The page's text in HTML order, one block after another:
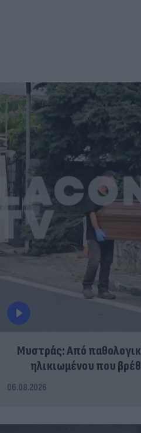
Μυστράς: Από
ηλικιωμένου που
06.08.2026